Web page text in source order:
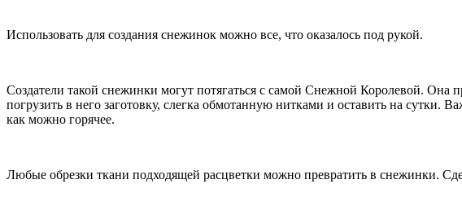
Использовать для создания снежинок можно все, что оказалось под рукой.
Создатели такой снежинки могут потягаться с самой Снежной Королевой. Она
погрузить в него заготовку, слегка обмотанную нитками и оставить на сутки.
как можно горячее.
Любые обрезки ткани подходящей расцветки можно превратить в снежинки.